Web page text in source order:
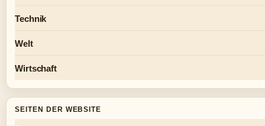
Technik
Welt
Wirtschaft
SEITEN DER WEBSITE